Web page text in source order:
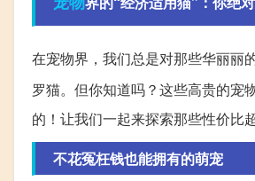
在宠物界，我们总是对那些华丽丽
罗猫。但你知道吗？这些高贵的宠
的！让我们一起来探索那些性价比
不花冤枉钱也能拥有的萌宠